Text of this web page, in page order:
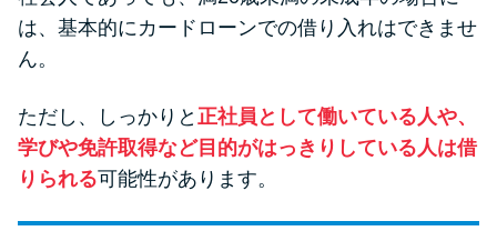
は、基本的にカードローンでの借り入れはできませ
ん。
ただし、しっかりと 正社員として働いている人や、
学びや免許取得など目的がはっきりしている人は借
りられる可能性があります。